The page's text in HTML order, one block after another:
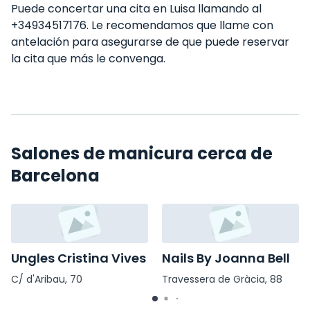
Puede concertar una cita en Luisa llamando al
+34934517176. Le recomendamos que llame con
antelación para asegurarse de que puede reservar
la cita que más le convenga.
Salones de manicura cerca de
Barcelona
Ungles Cristina Vives
C/ d'Aribau, 70
Nails By Joanna Bell
Travessera de Gràcia, 88